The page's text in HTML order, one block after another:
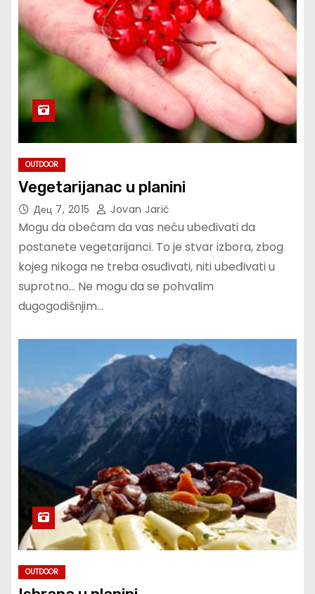
OUTDOOR
Vegetarijanac u planini
Дец 7, 2015 Jovan Jarić
Mogu da obećam da vas neću ubeđivati da
postanete vegetarijanci. To je stvar izbora, zbog
kojeg nikoga ne treba osuđivati, niti ubeđivati u
suprotno… Ne mogu da se pohvalim
dugogodišnjim…
OUTDOOR